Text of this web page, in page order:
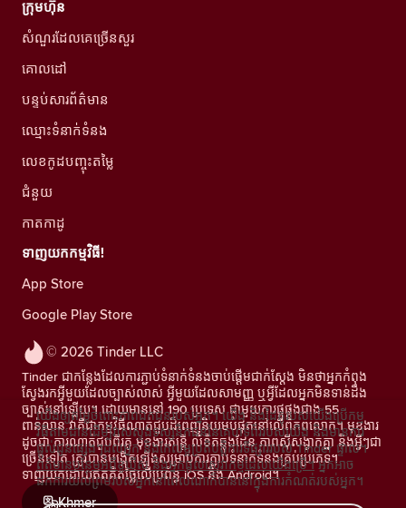
© 2026 Tinder LLC
Tinder ជាកន្លែងដែលការភ្ជាប់ទំនាក់ទំនងចាប់ផ្តើមជាក់ស្តែង មិនថាអ្នកកំពុង
ស្វែងរកអ្វីមួយដែលច្បាស់លាស់ អ្វីមួយដែលសាមញ្ញ ឬអ្វីដែលអ្នកមិនទាន់ដឹង
ច្បាស់នៅឡើយ។ ដោយមាននៅ 190 ប្រទេស ជាមួយការផ្គូផ្គងជាង 55
ពាន់លាន វាគឺជាកម្មវិធីណាត់ជួបដ៏ពេញនិយមបំផុតនៅលើពិភពលោក។ មុខងារ
ដូចជា ការណាត់ជួបពីរគូ មុខងារតន្រ្តី លិខិតឆ្លងដែន ភាពស៊ីសង្វាក់គ្នា និងអ្វីៗជា
ច្រើនទៀត ត្រូវបានបង្កើតឡើងសម្រាប់ការភ្ជាប់ទំនាក់ទំនងគ្រប់ប្រភេទ។
ទាញយកដោយឥតគិតថ្លៃលើប្រព័ន្ធ iOS និង Android។
Khmer
ក្រុមហ៊ុន
សំណួរដែលគេច្រើនសួរ
គោលដៅ
បន្ទប់សារព័ត៌មាន
ឈ្មោះទំនាក់ទំនង
លេខកូដបញ្ចុះតម្លៃ
ជំនួយ
កាតកាដូ
ទាញយកកម្មវិធី!
App Store
Google Play Store
យើងឲ្យតម្លៃចំពោះភាពឯកជនរបស់អ្នក។ យើង និងដៃគូរបស់យើងប្រើកម្ម
វិធីតាមដានដើម្បីវាស់ស្ទង់ទស្សនិកជននៃគេហទំព័ររបស់យើង និងមានការ
ផ្តល់ជូនផ្សេងៗដល់អ្នក និងកែលម្អប្រតិបត្តិការទីផ្សាររបស់ Tinder ផ្ទាល់។
ព័ត៌មានបន្ថែមអំពីខូឃីស៍ និងអ្នកផ្តល់សេវាកម្មដែលយើងប្រើ។ អ្នកអាច
ដកការយល់ព្រមរបស់អ្នកនៅពេលណាក៏បាននៅក្នុងការកំណត់របស់អ្នក។